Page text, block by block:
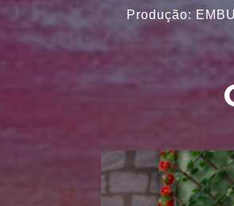
Produção: